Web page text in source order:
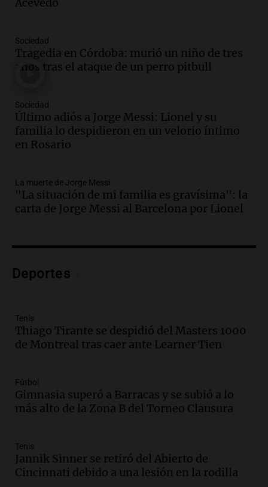
Audio.
“No entendíamos qué cantaban”:
la historia del club de Irlanda
revolucionado por hinchas argentinos
Episodios
Audio.Crisis diplomática: el embajador
argentino regresa al país tras conflicto
con Brasil
Audio.Bomberos asisten a senderista
con fractura de tobillo en refugio Doña
Rosa
Episodios
investigación internacional sobre asma
Audio.Suspenden descuento en SUBE y
aumentan tarifas del SUBTE en Buenos
Episodios
Audio.Kicillof critica la desregulación
Episodios
Audio. La UNT evalúa apelación ante la
Acevedo
Sociedad
Tragedia en Córdoba: murió un niño de tres
años tras el ataque de un perro pitbull
Sociedad
Último adiós a Jorge Messi: Lionel y su
familia lo despidieron en un velorio íntimo
en Rosario
La muerte de Jorge Messi
"La situación de mi familia es gravísima": la
carta de Jorge Messi al Barcelona por Lionel
Deportes
Tenis
Thiago Tirante se despidió del Masters 1000
de Montreal tras caer ante Learner Tien
Fútbol
Gimnasia superó a Barracas y se subió a lo
más alto de la Zona B del Torneo Clausura
Tenis
Jannik Sinner se retiró del Abierto de
Cincinnati debido a una lesión en la rodilla